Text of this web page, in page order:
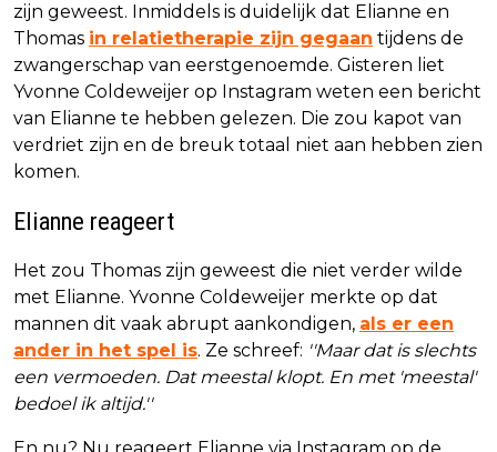
zijn geweest. Inmiddels is duidelijk dat Elianne en
Thomas in relatietherapie zijn gegaan tijdens de
zwangerschap van eerstgenoemde. Gisteren liet
Yvonne Coldeweijer op Instagram weten een bericht
van Elianne te hebben gelezen. Die zou kapot van
verdriet zijn en de breuk totaal niet aan hebben zien
komen.
Elianne reageert
Het zou Thomas zijn geweest die niet verder wilde
met Elianne. Yvonne Coldeweijer merkte op dat
mannen dit vaak abrupt aankondigen, als er een
ander in het spel is. Ze schreef: ''Maar dat is slechts
een vermoeden. Dat meestal klopt. En met 'meestal'
bedoel ik altijd.''